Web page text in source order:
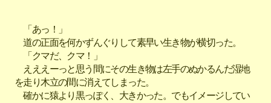
「あっ！」
道の正面を何かずんぐりして素早い生き物が横切った。
「クマだ、クマ！」
えええーっと思う間にその生き物は左手のぬかるんだ湿地
を走り木立の間に消えてしまった。
確かに猿より黒っぽく、大きかった。でもイメージしてい